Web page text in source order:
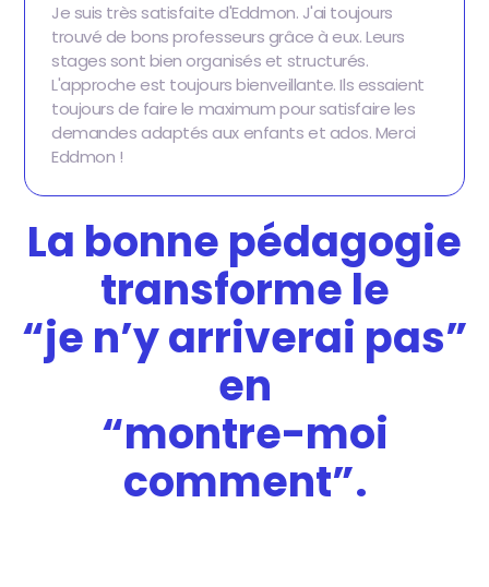
Je suis très satisfaite d'Eddmon. J'ai toujours
trouvé de bons professeurs grâce à eux. Leurs
stages sont bien organisés et structurés.
L'approche est toujours bienveillante. Ils essaient
toujours de faire le maximum pour satisfaire les
demandes adaptés aux enfants et ados. Merci
Eddmon !
La bonne pédagogie
transforme le
“je n’y arriverai pas”
en
“montre-moi
comment”.